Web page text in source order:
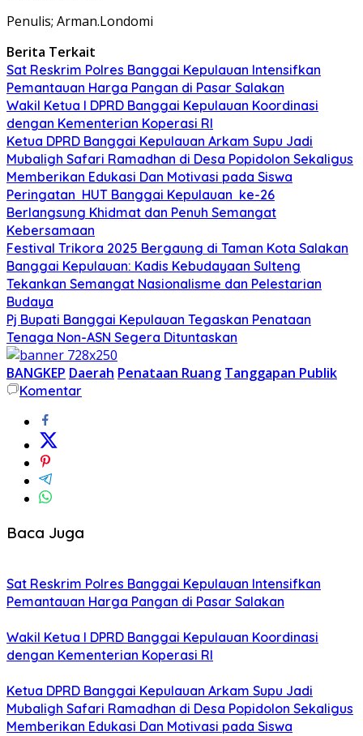
Penulis; Arman.Londomi
Berita Terkait
Sat Reskrim Polres Banggai Kepulauan Intensifkan
Pemantauan Harga Pangan di Pasar Salakan
Wakil Ketua I DPRD Banggai Kepulauan Koordinasi
dengan Kementerian Koperasi RI
Ketua DPRD Banggai Kepulauan Arkam Supu Jadi
Mubaligh Safari Ramadhan di Desa Popidolon Sekaligus
Memberikan Edukasi Dan Motivasi pada Siswa
Peringatan HUT Banggai Kepulauan ke-26
Berlangsung Khidmat dan Penuh Semangat
Kebersamaan
Festival Trikora 2025 Bergaung di Taman Kota Salakan
Banggai Kepulauan: Kadis Kebudayaan Sulteng
Tekankan Semangat Nasionalisme dan Pelestarian
Budaya
Pj Bupati Banggai Kepulauan Tegaskan Penataan
Tenaga Non-ASN Segera Dituntaskan
BANGKEP Daerah Penataan Ruang Tanggapan Publik
Komentar
Baca Juga
Sat Reskrim Polres Banggai Kepulauan Intensifkan
Pemantauan Harga Pangan di Pasar Salakan
Wakil Ketua I DPRD Banggai Kepulauan Koordinasi
dengan Kementerian Koperasi RI
Ketua DPRD Banggai Kepulauan Arkam Supu Jadi
Mubaligh Safari Ramadhan di Desa Popidolon Sekaligus
Memberikan Edukasi Dan Motivasi pada Siswa